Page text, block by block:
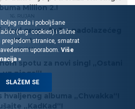
Million 2.!
16. RUJAN
grupe EoT s nadolazećeg
EP-a!
05. RUJAN
spotu za novi singl „Ostani
uz njega“!
03. RUJAN
hvaljenog albuma „Chwakka“!
„KadKad“!
rada i poboljšane
(eng. cookies) i slične
stranice, smatrat
uporabom. Više
»
SLAŽEM SE